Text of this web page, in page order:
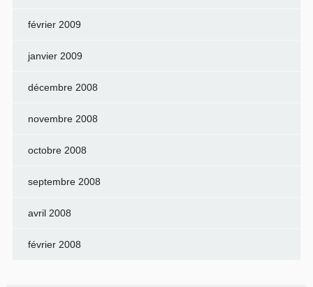
février 2009
janvier 2009
décembre 2008
novembre 2008
octobre 2008
septembre 2008
avril 2008
février 2008